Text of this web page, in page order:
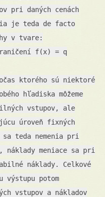
pri daných cenách
je teda de facto
v tvare:
f(x) = q
ktorého sú niektoré
hľadiska môžeme
vstupov, ale
úroveň fixných
teda nemenia pri
náklady meniace sa pri
náklady. Celkové
výstupu potom
vstupov a nákladov